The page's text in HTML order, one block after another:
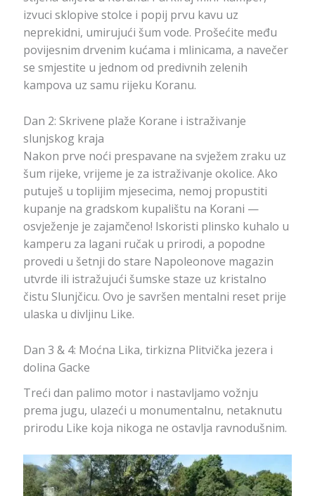
izvuci sklopive stolce i popij prvu kavu uz
neprekidni, umirujući šum vode. Prošećite među
povijesnim drvenim kućama i mlinicama, a navečer
se smjestite u jednom od predivnih zelenih
kampova uz samu rijeku Koranu.
Dan 2: Skrivene plaže Korane i istraživanje
slunjskog kraja
Nakon prve noći prespavane na svježem zraku uz
šum rijeke, vrijeme je za istraživanje okolice. Ako
putuješ u toplijim mjesecima, nemoj propustiti
kupanje na gradskom kupalištu na Korani —
osvježenje je zajamčeno! Iskoristi plinsko kuhalo u
kamperu za lagani ručak u prirodi, a popodne
provedi u šetnji do stare Napoleonove magazin
utvrde ili istražujući šumske staze uz kristalno
čistu Slunjčicu. Ovo je savršen mentalni reset prije
ulaska u divljinu Like.
Dan 3 & 4: Moćna Lika, tirkizna Plitvička jezera i
dolina Gacke
Treći dan palimo motor i nastavljamo vožnju
prema jugu, ulazeći u monumentalnu, netaknutu
prirodu Like koja nikoga ne ostavlja ravnodušnim.